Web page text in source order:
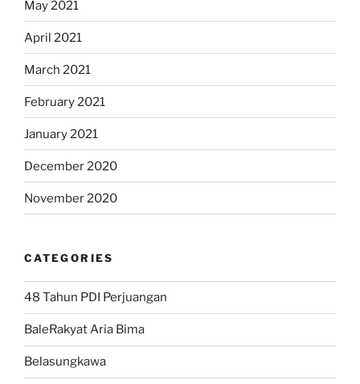
May 2021
April 2021
March 2021
February 2021
January 2021
December 2020
November 2020
CATEGORIES
48 Tahun PDI Perjuangan
BaleRakyat Aria Bima
Belasungkawa